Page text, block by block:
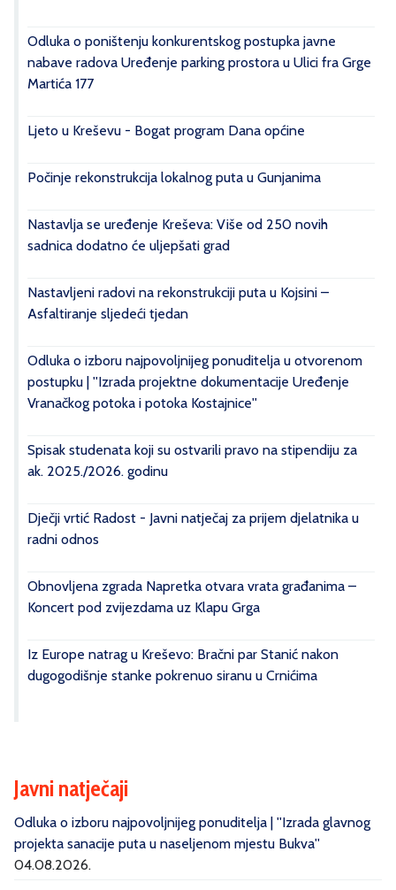
Odluka o poništenju konkurentskog postupka javne
nabave radova Uređenje parking prostora u Ulici fra Grge
Martića 177
Ljeto u Kreševu - Bogat program Dana općine
Počinje rekonstrukcija lokalnog puta u Gunjanima
Nastavlja se uređenje Kreševa: Više od 250 novih
sadnica dodatno će uljepšati grad
Nastavljeni radovi na rekonstrukciji puta u Kojsini –
Asfaltiranje sljedeći tjedan
Odluka o izboru najpovoljnijeg ponuditelja u otvorenom
postupku | ''Izrada projektne dokumentacije Uređenje
Vranačkog potoka i potoka Kostajnice''
Spisak studenata koji su ostvarili pravo na stipendiju za
ak. 2025./2026. godinu
Dječji vrtić Radost - Javni natječaj za prijem djelatnika u
radni odnos
Obnovljena zgrada Napretka otvara vrata građanima –
Koncert pod zvijezdama uz Klapu Grga
Iz Europe natrag u Kreševo: Bračni par Stanić nakon
dugogodišnje stanke pokrenuo siranu u Crnićima
Javni natječaji
Odluka o izboru najpovoljnijeg ponuditelja | ''Izrada glavnog
projekta sanacije puta u naseljenom mjestu Bukva''
04.08.2026.